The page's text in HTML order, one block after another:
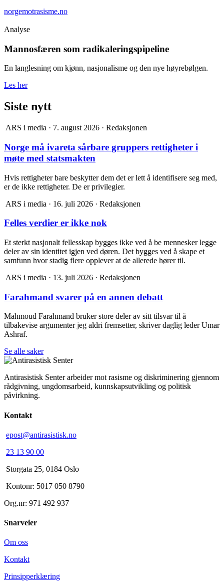
norgemotrasisme.no
Analyse
Mannosfæren som radikaleringspipeline
En langlesning om kjønn, nasjonalisme og den nye høyrebølgen.
Les her
Siste nytt
ARS i media · 7. august 2026 · Redaksjonen
Norge må ivareta sårbare gruppers rettigheter i
møte med statsmakten
Hvis rettigheter bare beskytter dem det er lett å identifisere seg med,
er de ikke rettigheter. De er privilegier.
ARS i media · 16. juli 2026 · Redaksjonen
Felles verdier er ikke nok
Et sterkt nasjonalt fellesskap bygges ikke ved å be mennesker legge
deler av sin identitet igjen ved døren. Det bygges ved å skape et
samfunn hvor stadig flere opplever at de allerede hører til.
ARS i media · 13. juli 2026 · Redaksjonen
Farahmand svarer på en annen debatt
Mahmoud Farahmand bruker store deler av sitt tilsvar til å
tilbakevise argumenter jeg aldri fremsetter, skriver daglig leder Umar
Ashraf.
Se alle saker
Antirasistisk Senter arbeider mot rasisme og diskriminering gjennom
rådgivning, ungdomsarbeid, kunnskapsutvikling og politisk
påvirkning.
Kontakt
epost@antirasistisk.no
23 13 90 00
Storgata 25, 0184 Oslo
Kontonr: 5017 050 8790
Org.nr: 971 492 937
Snarveier
Om oss
Kontakt
Prinsipperklæring